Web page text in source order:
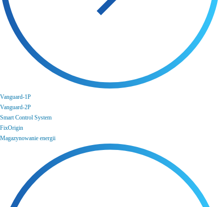
Vanguard-1P
Vanguard-2P
Smart Control System
FixOrigin
Magazynowanie energii